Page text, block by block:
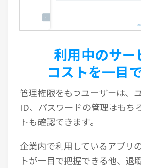
利用中のサー
コストを一目
管理権限をもつユーザーは、
ID、パスワードの管理はもち
トも確認できます。
企業内で利用しているアプリ
トが一目で把握できる他、退